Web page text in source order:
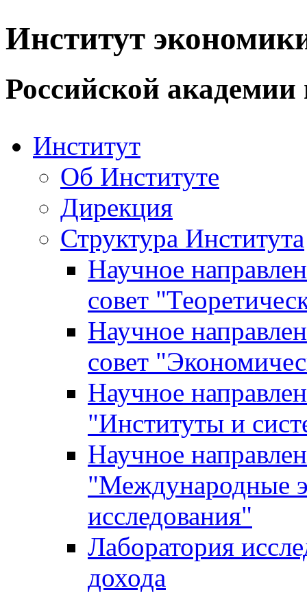
Институт
Российской академии
Институт
Об Институте
Дирекция
Структура Института
Научное
совет
Научное
совет
Научное
"Институты и
Научное
"Международные
исследования"
Лаборатория
дохода